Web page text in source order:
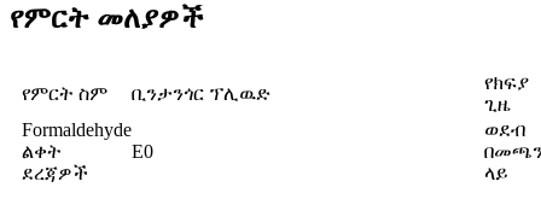
የምርት መለያዎች
የምርት ስም ቢንታንጎር ፕሊዉድ
የክፍያ
ጊዜ
Formaldehyde
ልቀት
ደረጃዎች
E0
ወደብ
ላይ